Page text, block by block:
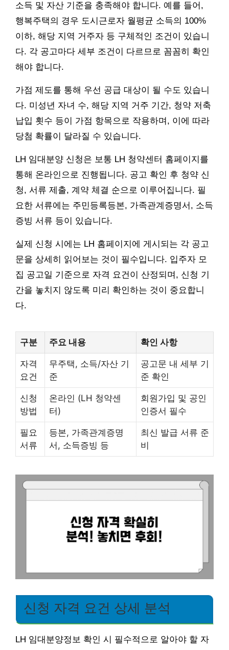
소득 및 자산 기준을 충족해야 합니다. 예를 들어,
행복주택의 경우 도시근로자 월평균 소득의 100%
이하, 해당 지역 거주자 등 구체적인 조건이 있습니
다. 각 공고마다 세부 조건이 다르므로 꼼꼼히 확인
해야 합니다.
가점 제도를 통해 우선 공급 대상이 될 수도 있습니
다. 미성년 자녀 수, 해당 지역 거주 기간, 청약 저축
납입 횟수 등이 가점 항목으로 작용하며, 이에 따라
당첨 확률이 달라질 수 있습니다.
LH 임대분양 신청은 보통 LH 청약센터 홈페이지를
통해 온라인으로 진행됩니다. 공고 확인 후 청약 신
청, 서류 제출, 계약 체결 순으로 이루어집니다. 필
요한 서류에는 주민등록등본, 가족관계증명서, 소득
증빙 서류 등이 있습니다.
실제 신청 시에는 LH 홈페이지에 게시되는 각 공고
문을 상세히 읽어보는 것이 필수입니다. 입주자 모
집 공고일 기준으로 자격 요건이 산정되며, 신청 기
간을 놓치지 않도록 미리 확인하는 것이 중요합니
다.
구분 주요 내용 확인 사항
자격
요건
무주택, 소득/자산 기
준
공고문 내 세부 기
준 확인
신청
방법
온라인 (LH 청약센
터)
회원가입 및 공인
인증서 필수
필요
서류
등본, 가족관계증명
서, 소득증빙 등
최신 발급 서류 준
비
신청 자격 요건 상세 분석
LH 임대분양정보 확인 시 필수적으로 알아야 할 자